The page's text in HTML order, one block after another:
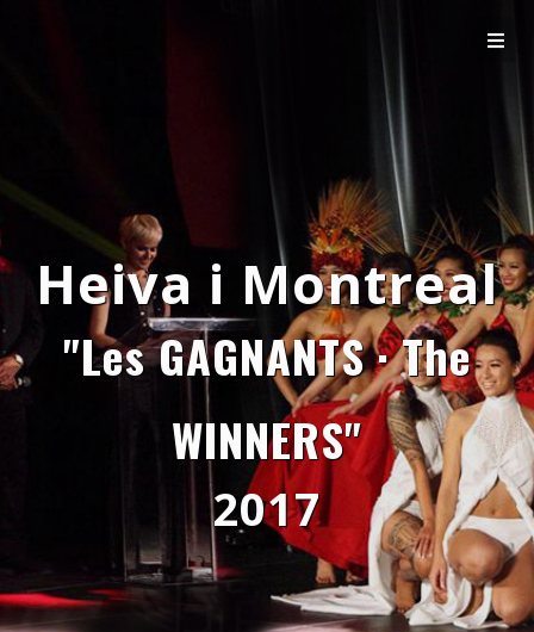
Heiva i Montreal
"Les GAGNANTS · The
WINNERS"
2017